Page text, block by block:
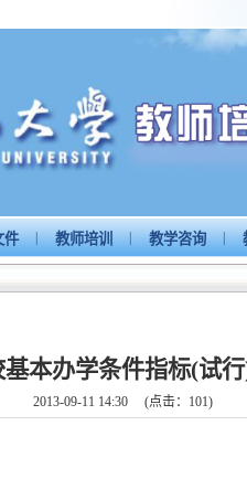
件 | 教师培训 | 教学咨询 |
本办学条件指标(试
2013-09-11 14:30 (点击： 101)